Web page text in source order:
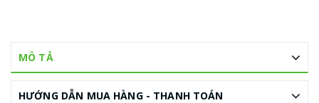
MÔ TẢ
HƯỚNG DẪN MUA HÀNG - THANH TOÁN